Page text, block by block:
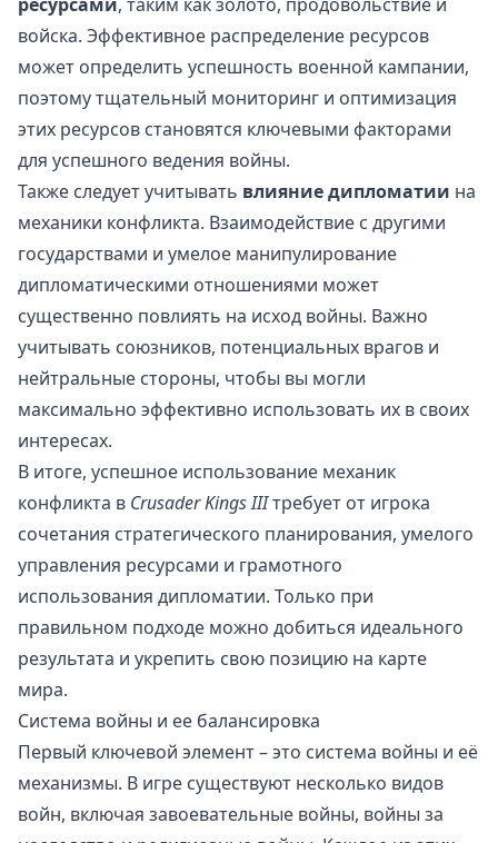
войска. Эффективное распределение ресурсов
может определить успешность военной кампании,
поэтому тщательный мониторинг и оптимизация
этих ресурсов становятся ключевыми факторами
для успешного ведения войны.
Также следует учитывать влияние дипломатии на
механики конфликта. Взаимодействие с другими
государствами и умелое манипулирование
дипломатическими отношениями может
существенно повлиять на исход войны. Важно
учитывать союзников, потенциальных врагов и
нейтральные стороны, чтобы вы могли
максимально эффективно использовать их в своих
интересах.
В итоге, успешное использование механик
конфликта в Crusader Kings IIIтребует от игрока
сочетания стратегического планирования, умелого
управления ресурсами и грамотного
использования дипломатии. Только при
правильном подходе можно добиться идеального
результата и укрепить свою позицию на карте
мира.
Система войны и ее балансировка
Первый ключевой элемент – это система войны и её
механизмы. В игре существуют несколько видов
войн, включая завоевательные войны, войны за